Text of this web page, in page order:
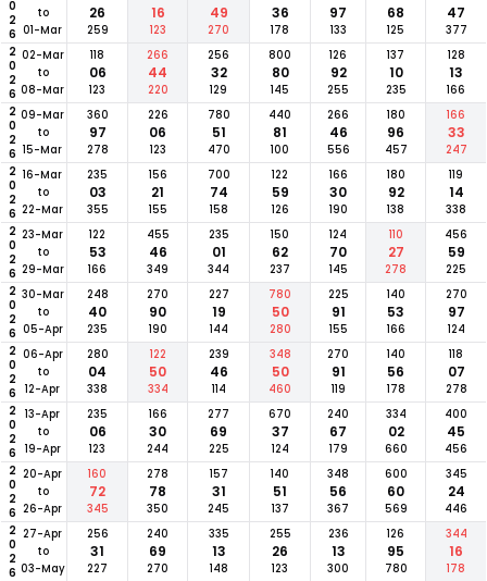
2026
to
01-Mar
26
259
16
123
49
270
36
178
97
133
68
125
47
377
2026 02-Mar
to
08-Mar
118
06
123
266
44
220
256
32
129
800
80
145
126
92
255
137
10
235
128
13
166
2026 09-Mar
to
15-Mar
360
97
278
226
06
123
780
51
470
440
81
100
266
46
556
180
96
457
166
33
247
2026 16-Mar
to
22-Mar
235
03
355
156
21
155
700
74
158
122
59
126
166
30
190
180
92
138
119
14
338
2026 23-Mar
to
29-Mar
122
53
166
455
46
349
235
01
344
150
62
237
124
70
145
110
27
278
456
59
225
2026 30-Mar
to
05-Apr
248
40
235
270
90
190
227
19
144
780
50
280
225
91
155
140
53
166
270
97
124
2026 06-Apr
to
12-Apr
280
04
338
122
50
334
239
46
114
348
50
460
270
91
119
140
56
178
118
07
278
2026
13-Apr
to
19-Apr
235
06
123
166
30
244
277
69
225
670
37
124
240
67
179
334
02
660
400
45
456
2026 20-Apr
to
26-Apr
160
72
345
278
78
350
157
31
245
140
51
137
348
56
367
600
60
569
345
24
446
2026 27-Apr
to
03-May
256
31
227
240
69
270
335
13
148
255
26
123
236
13
300
126
95
780
344
16
178